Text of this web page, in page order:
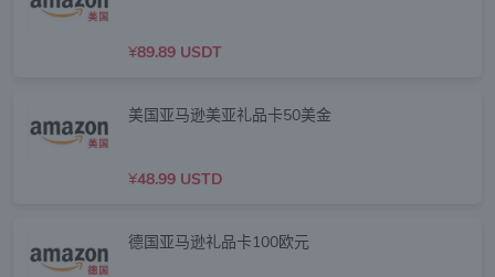
¥89.89 USDT
美国亚马逊美亚礼品卡50美金
¥48.99 USTD
德国亚马逊礼品卡100欧元